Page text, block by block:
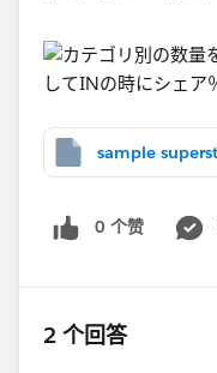
0 个赞
2 个回答